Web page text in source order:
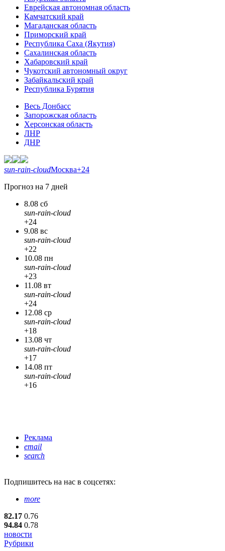
Еврейская автономная область
Камчатский край
Магаданская область
Приморский край
Республика Саха (Якутия)
Сахалинская область
Хабаровский край
Чукотский автономный округ
Забайкальский край
Республика Бурятия
Весь Донбасс
Запорожская область
Херсонская область
ЛНР
ДНР
sun-rain-cloudМосква+24
Прогноз на 7 дней
8.08 сб
sun-rain-cloud
+24
9.08 вс
sun-rain-cloud
+22
10.08 пн
sun-rain-cloud
+23
11.08 вт
sun-rain-cloud
+24
12.08 ср
sun-rain-cloud
+18
13.08 чт
sun-rain-cloud
+17
14.08 пт
sun-rain-cloud
+16
Реклама
email
search
Подпишитесь на нас в соцсетях:
more
82.17 0.76
94.84 0.78
новости
Рубрики